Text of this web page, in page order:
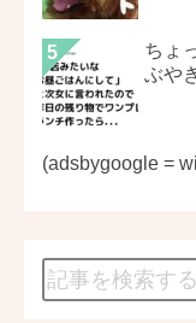
ちょ
ぶや
(adsbygoogle =